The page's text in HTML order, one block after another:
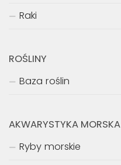
Raki
ROŚLINY
Baza roślin
AKWARYSTYKA MORSKA
Ryby morskie